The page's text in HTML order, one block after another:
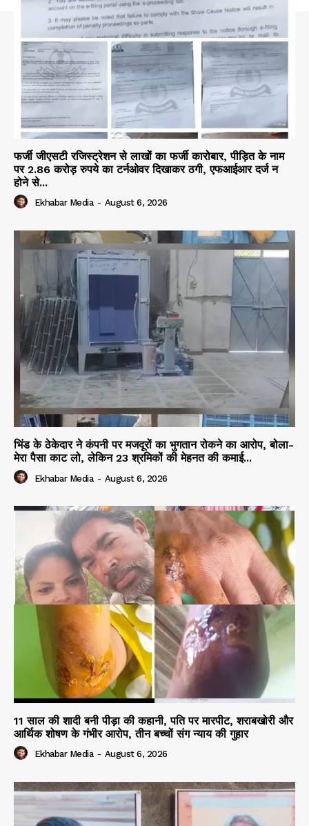
फर्जी जीएसटी रजिस्ट्रेशन से लाखों का फर्जी कारोबार, पीड़ित के नाम
पर 2.86 करोड़ रुपये का टर्नओवर दिखाकर ठगी, एफआईआर दर्ज न
होने से...
Ekhabar Media - August 6, 2026
भिंड के ठेकेदार ने कंपनी पर मजदूरों का भुगतान रोकने का आरोप, बोला-
मेरा पैसा काट लो, लेकिन 23 श्रमिकों की मेहनत की कमाई...
Ekhabar Media - August 6, 2026
11 साल की शादी बनी पीड़ा की कहानी, पति पर मारपीट, शराबखोरी और
आर्थिक शोषण के गंभीर आरोप, तीन बच्चों संग न्याय की गुहार
Ekhabar Media - August 6, 2026